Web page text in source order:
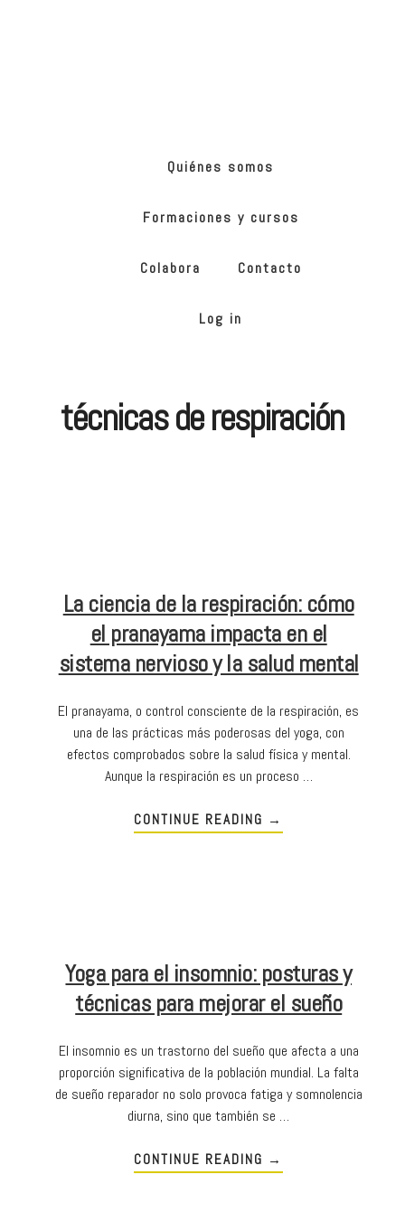
Quiénes somos
Formaciones y cursos
Colabora Contacto
Log in
técnicas de respiración
La ciencia de la respiración: cómo
el pranayama impacta en el
sistema nervioso y la salud mental
El pranayama, o control consciente de la respiración, es
una de las prácticas más poderosas del yoga, con
efectos comprobados sobre la salud física y mental.
Aunque la respiración es un proceso …
CONTINUE READING →
Yoga para el insomnio: posturas y
técnicas para mejorar el sueño
El insomnio es un trastorno del sueño que afecta a una
proporción significativa de la población mundial. La falta
de sueño reparador no solo provoca fatiga y somnolencia
diurna, sino que también se …
CONTINUE READING →